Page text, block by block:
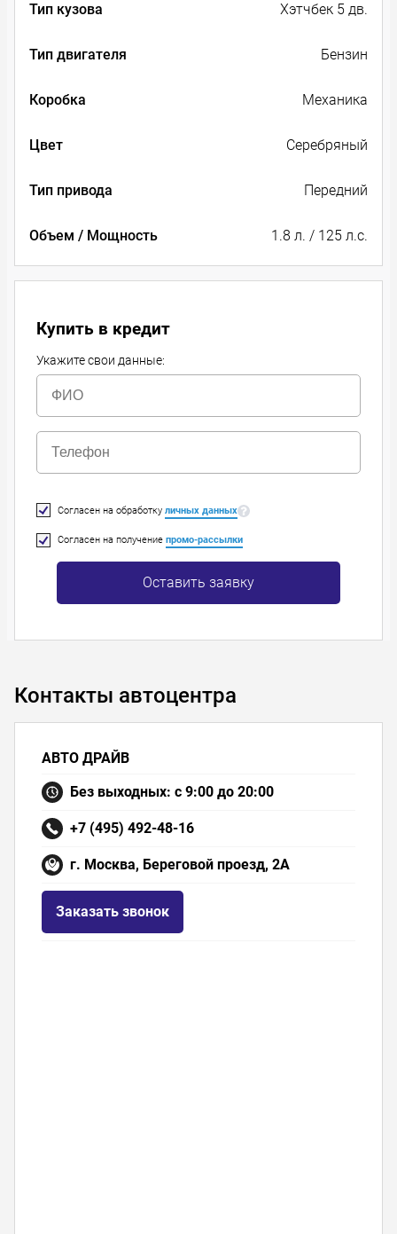
Тип кузова Хэтчбек 5 дв.
Тип двигателя Бензин
Коробка Механика
Цвет Серебряный
Тип привода Передний
Объем / Мощность 1.8 л. / 125 л.с.
Купить в кредит
Укажите свои данные:
Согласен на обработку личных данных
Согласен на получение промо-рассылки
Оставить заявку
Контакты автоцентра
АВТО ДРАЙВ
Без выходных: с 9:00 до 20:00
+7 (495) 492-48-16
г. Москва, Береговой проезд, 2А
Заказать звонок